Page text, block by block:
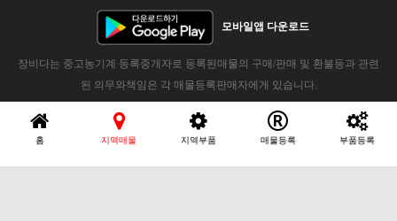
모바일앱 다운로드
장비다는 중고농기계 등록중개자로 등록된매물의 구매/판매 및 환불등과 관련
된 의무와책임은 각 매물등록판매자에게 있습니다.
홈 지역매물 지역부품 매물등록 부품등록